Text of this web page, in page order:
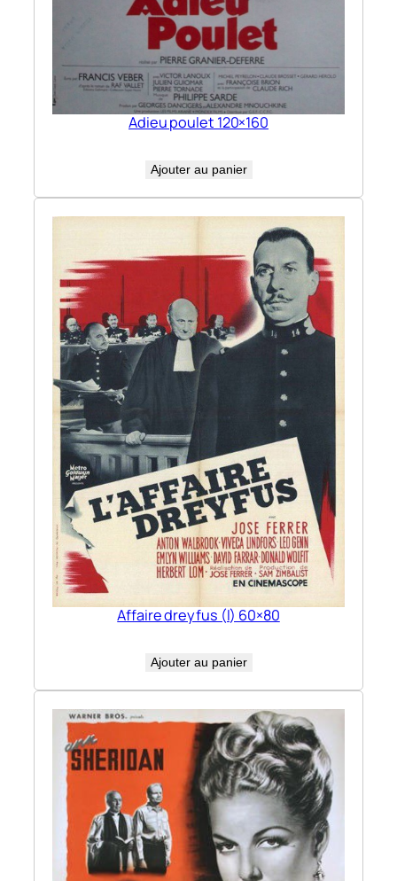
Adieu poulet 120×160
Ajouter au panier
Affaire dreyfus (l) 60×80
Ajouter au panier